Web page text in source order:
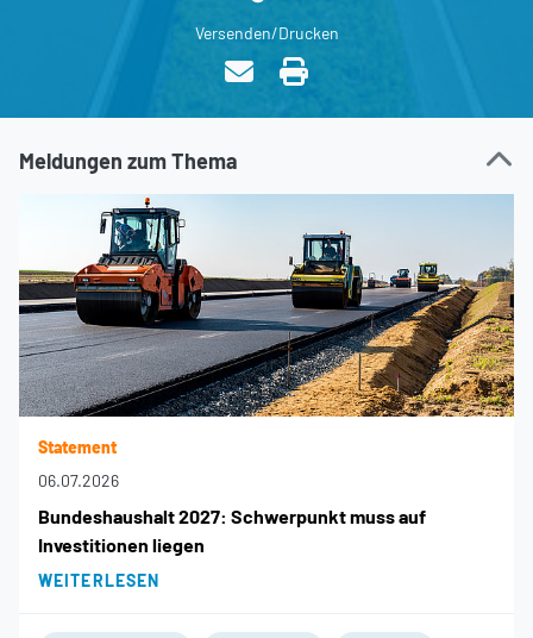
Versenden/Drucken
Meldungen zum Thema
Statement
06.07.2026
Bundeshaushalt 2027: Schwerpunkt muss auf
Investitionen liegen
WEITERLESEN